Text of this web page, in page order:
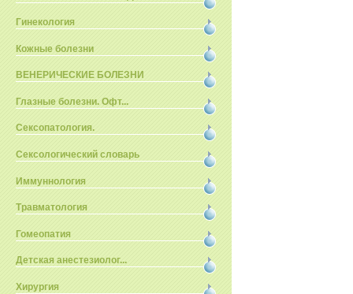
Гинекология
Кожные болезни
ВЕНЕРИЧЕСКИЕ БОЛЕЗНИ
Глазные болезни. Офт...
Сексопатология.
Сексологический словарь
Иммуннология
Травматология
Гомеопатия
Детская анестезиолог...
Хирургия